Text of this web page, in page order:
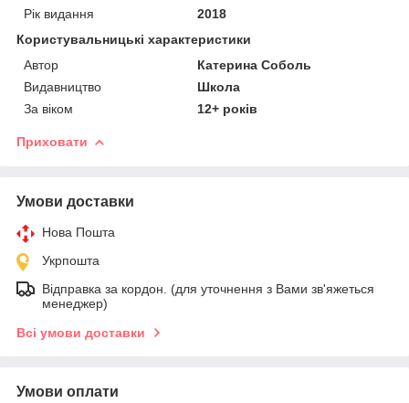
Рік видання
2018
Користувальницькі характеристики
Автор
Катерина Соболь
Видавництво
Школа
За віком
12+ років
Приховати
Умови доставки
Нова Пошта
Укрпошта
Відправка за кордон. (для уточнення з Вами зв'яжеться
менеджер)
Всі умови доставки
Умови оплати